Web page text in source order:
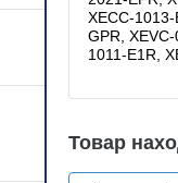
XECC-
GPR,
1011-E1R,
Товар